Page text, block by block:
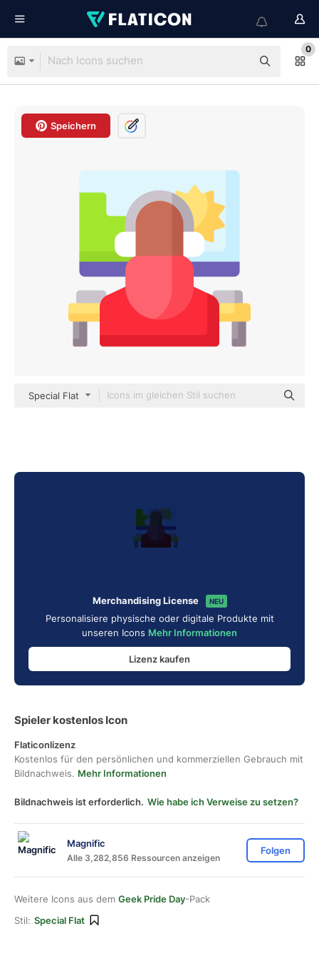
0
Speichern
Special Flat
Merchandising License NEU
Personalisiere physische oder digitale Produkte mit
unseren Icons Mehr Informationen
Lizenz kaufen
Spieler kostenlos Icon
Flaticonlizenz
Kostenlos für den persönlichen und kommerziellen Gebrauch mit
Bildnachweis. Mehr Informationen
Bildnachweis ist erforderlich. Wie habe ich Verweise zu setzen?
Magnific
Alle 3,282,856 Ressourcen anzeigen
Folgen
Weitere Icons aus dem Geek Pride Day-Pack
Stil: Special Flat